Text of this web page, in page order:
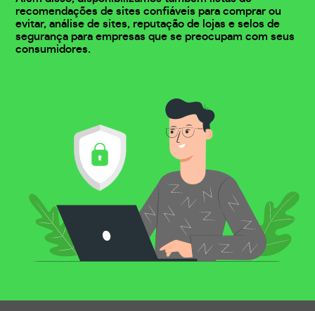
recomendações de sites confiáveis para comprar ou
evitar, análise de sites, reputação de lojas e selos de
segurança para empresas que se preocupam com seus
consumidores.